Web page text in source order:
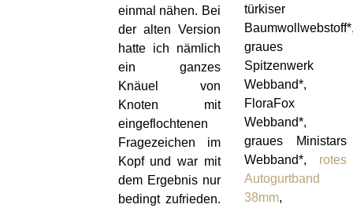
einmal nähen. Bei
der alten Version
hatte ich nämlich
ein ganzes
Knäuel von
Knoten mit
eingeflochtenen
Fragezeichen im
Kopf und war mit
dem Ergebnis nur
bedingt zufrieden.
türkiser
graues
Spitzenwerk
Webband*,
FloraFox
Webband*,
graues Ministars
Webband*, rotes
Autogurtband
38mm,